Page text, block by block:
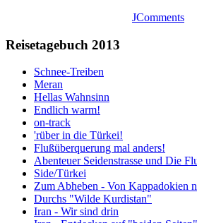
JComments
Reisetagebuch 2013
Schnee-Treiben
Meran
Hellas Wahnsinn
Endlich warm!
on-track
'rüber in die Türkei!
Flußüberquerung mal anders!
Abenteuer Seidenstrasse und Die
Side/Türkei
Zum Abheben - Von Kappadokien
Durchs "Wilde Kurdistan"
Iran - Wir sind drin